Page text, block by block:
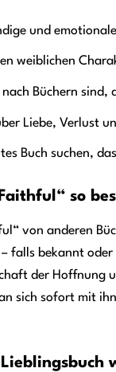
und
weiblichen
Büchern sind,
Liebe, Verlust
Buch suchen,
so
von anderen
falls bekannt
der Hoffnung
sich sofort mit